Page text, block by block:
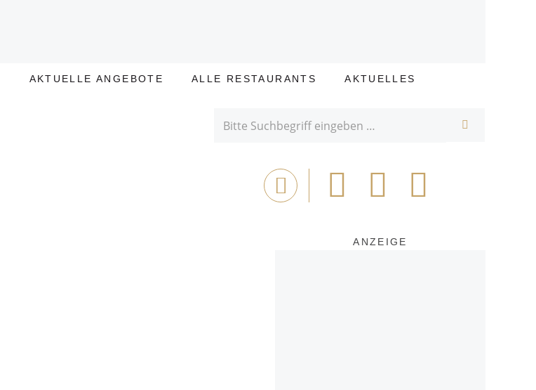
AKTUELLE ANGEBOTE ALLE RESTAURANTS AKTUELLES
Drucken
Bei
Facebook
teilen
Tweet
ANZEIGE